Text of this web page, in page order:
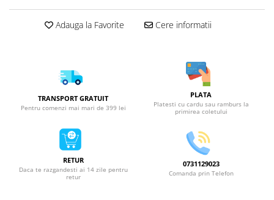
Adauga la Favorite Cere informatii
TRANSPORT GRATUIT
Pentru comenzi mai mari de 399 lei
PLATA
Platesti cu cardu sau ramburs la
primirea coletului
RETUR
Daca te razgandesti ai 14 zile pentru
retur
0731129023
Comanda prin Telefon